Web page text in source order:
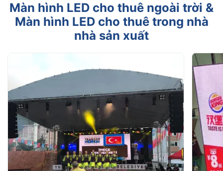
Màn hình LED cho thuê ngoài trời &
Màn hình LED cho thuê trong nhà
nhà sản xuất